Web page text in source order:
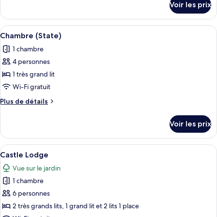
Chambre
Majestueuse
(State)
le
type
de
Chambre
Majestueuse
Voir les prix
Afficher
toutes
les
photos
pour
ce
type
de
Chambre
(State)
Une chambre d’hôtel avec un
5
Chambre (State)
1 chambre
4 personnes
1 très grand lit
Wi-Fi gratuit
Plus de détails
Plus
le
type
de
Chambre
(State)
Voir les prix
Afficher
toutes
les
photos
pour
ce
Un salon spacieux doté d’un
12
Castle Lodge
Vue sur le jardin
1 chambre
6 personnes
2 très grands lits, 1 grand lit et 2 lits 1 place